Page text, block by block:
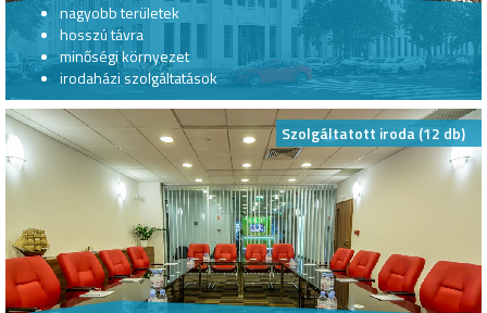
nagyobb területek
hosszú távra
minőségi környezet
irodaházi szolgáltatások
Szolgáltatott iroda (12 db)